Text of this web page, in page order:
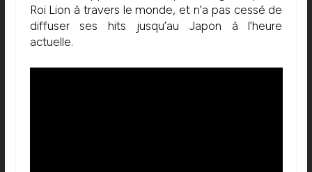
Roi Lion à travers le monde, et n’a pas cessé de
diffuser ses hits jusqu’au Japon à l’heure
actuelle.